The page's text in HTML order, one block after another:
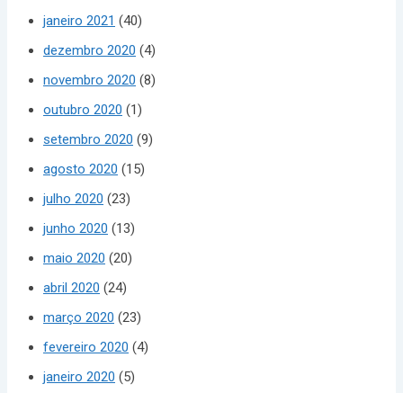
janeiro 2021 (40)
dezembro 2020 (4)
novembro 2020 (8)
outubro 2020 (1)
setembro 2020 (9)
agosto 2020 (15)
julho 2020 (23)
junho 2020 (13)
maio 2020 (20)
abril 2020 (24)
março 2020 (23)
fevereiro 2020 (4)
janeiro 2020 (5)